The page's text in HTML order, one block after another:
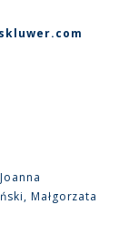
Małgorzata